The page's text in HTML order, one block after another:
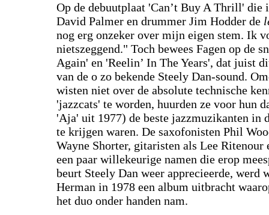
Op de debuutplaat 'Can’t Buy A Thrill' die
David Palmer en drummer Jim Hodder de
nog erg onzeker over mijn eigen stem. Ik
nietszeggend." Toch bewees Fagen op de
Again' en 'Reelin’ In The Years', dat juist
van de o zo bekende Steely Dan-sound.
wisten niet over de absolute technische
'jazzcats' te worden, huurden ze voor hun
'Aja' uit 1977) de beste jazzmuzikanten in
te krijgen waren. De saxofonisten Phil
Wayne Shorter, gitaristen als Lee
een paar willekeurige namen die erop
beurt Steely Dan weer apprecieerde, werd
Herman in 1978 een album uitbracht
het duo onder handen nam.